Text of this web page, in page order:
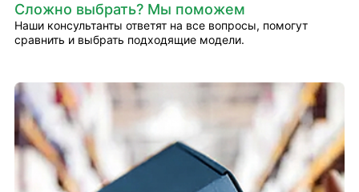
Сложно выбрать? Мы поможем
Наши консультанты ответят на все вопросы, помогут
сравнить и выбрать подходящие модели.